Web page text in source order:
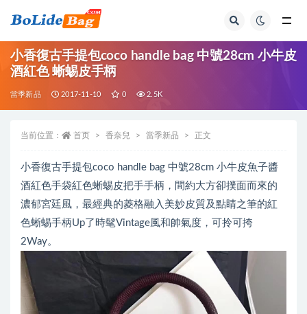
小香復古手提包coco handle bag 中號28cm 小牛皮
酒紅色 蜥蜴皮手柄
當季新品 2017-11-10 0 2.5K
当前位置： 首页 香奈兒 當季新品 正文
小香復古手提包coco handle bag 中號28cm 小牛皮魚子醬
酒紅色手袋紅色蜥蜴皮把手手柄，間約大方卻撲面而來的
濃郁宮廷風，最經典的菱格融入美妙皮質及點睛之筆的紅
色蜥蜴手柄Up了時髦Vintage風和帥氣度，可拎可挎
2Way。